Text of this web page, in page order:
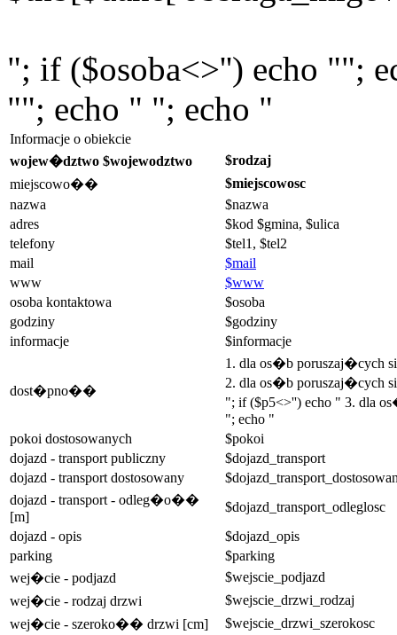
"; if ($osoba<>'') echo "";
""; echo " "; echo "
Informacje o obiekcie
wojew�dztwo $wojewodztwo
$rodzaj
miejscowo��
$miejscowosc
nazwa
$nazwa
adres
$kod $gmina, $ulica
telefony
$tel1, $tel2
mail
$mail
www
$www
osoba kontaktowa
$osoba
godziny
$godziny
informacje
$informacje
dost�pno��
1. dla os�b poruszaj�cych
2. dla os�b poruszaj�cych
"; if ($p5<>'') echo " 3. dla
"; echo "
pokoi dostosowanych
$pokoi
dojazd - transport publiczny
$dojazd_transport
dojazd - transport dostosowany
dojazd - transport - odleg�o��
[m]
$dojazd_transport_odleglosc
dojazd - opis
$dojazd_opis
parking
$parking
wej�cie - podjazd
$wejscie_podjazd
wej�cie - rodzaj drzwi
$wejscie_drzwi_rodzaj
wej�cie - szeroko�� drzwi [cm]
$wejscie_drzwi_szerokosc